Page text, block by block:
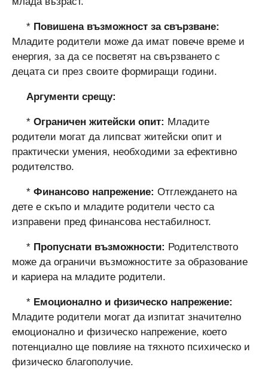
* Повишена възможност за свързване:
Младите родители може да имат повече време и
енергия, за да се посветят на свързването с
децата си през своите формиращи години.
Аргументи срещу:
* Ограничен житейски опит: Младите
родители могат да липсват житейски опит и
практически умения, необходими за ефективно
родителство.
* Финансово напрежение: Отглеждането на
дете е скъпо и младите родители често са
изправени пред финансова нестабилност.
* Пропуснати възможности: Родителството
може да ограничи възможностите за образование
и кариера на младите родители.
* Емоционално и физическо напрежение:
Младите родители могат да изпитат значително
емоционално и физическо напрежение, което
потенциално ще повлияе на тяхното психическо и
физическо благополучие.